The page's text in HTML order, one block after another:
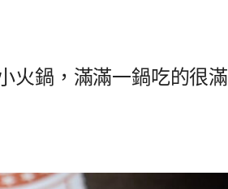
火鍋，滿滿一鍋吃的很滿